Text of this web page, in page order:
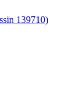
139710)